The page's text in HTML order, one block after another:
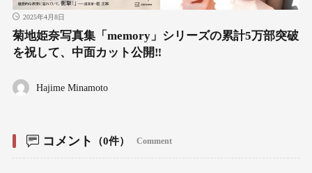
2025年4月8日
菊地姫奈写真集「memory」シリーズの累計5万部突破
を祝して、中面カット公開‼
Hajime Minamoto
コメント （0件） Comment